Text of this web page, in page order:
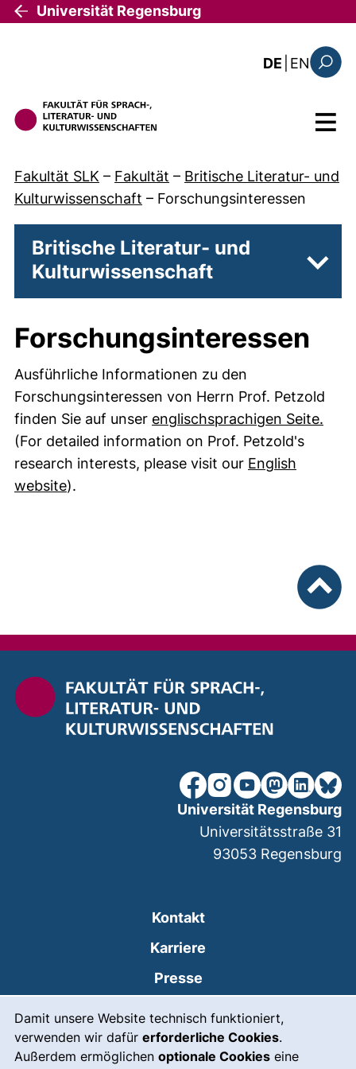
Direkt zum Inhalt
Damit unsere Website technisch funktioniert,
verwenden wir dafür erforderliche Cookies.
Außerdem ermöglichen optionale Cookies eine
Universität Regensburg
DE EN: this
Menü
Fakultät SLK – Fakultät – Britische Literatur- und
Kulturwissenschaft – Forschungsinteressen
Britische Literatur- und
Kulturwissenschaft
Forschungsinteressen
Ausführliche Informationen zu den
Forschungsinteressen von Herrn Prof. Petzold
finden Sie auf unser englischsprachigen Seite.
(For detailed information on Prof. Petzold's
research interests, please visit our English
website).
unsere Facebook-Seite
unsere Instagram-
unsere YouTube-
unsereunsere
Kontakt
Karriere
Presse
Leichte Sprache
Universität Regensburg
Universitätsstraße 31
93053 Regensburg